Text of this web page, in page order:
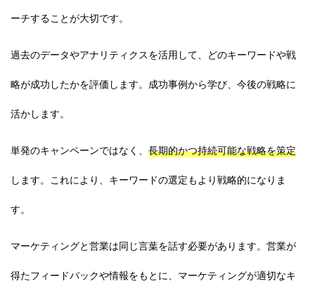
ーチすることが大切です。
過去のデータやアナリティクスを活用して、どのキーワードや戦
略が成功したかを評価します。成功事例から学び、今後の戦略に
活かします。
単発のキャンペーンではなく、 長期的かつ持続可能な戦略を策定
します。これにより、キーワードの選定もより戦略的になりま
す。
マーケティングと営業は同じ言葉を話す必要があります。営業が
得たフィードバックや情報をもとに、マーケティングが適切なキ